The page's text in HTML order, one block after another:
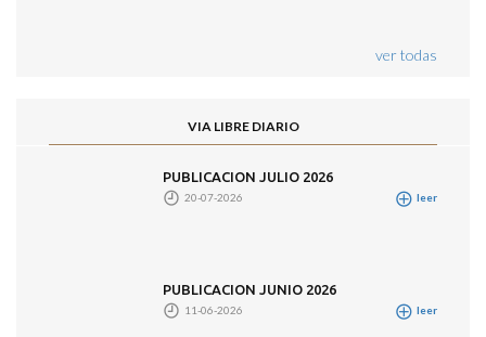
ver todas
VIA LIBRE DIARIO
PUBLICACION JULIO 2026
20-07-2026 leer
PUBLICACION JUNIO 2026
11-06-2026 leer